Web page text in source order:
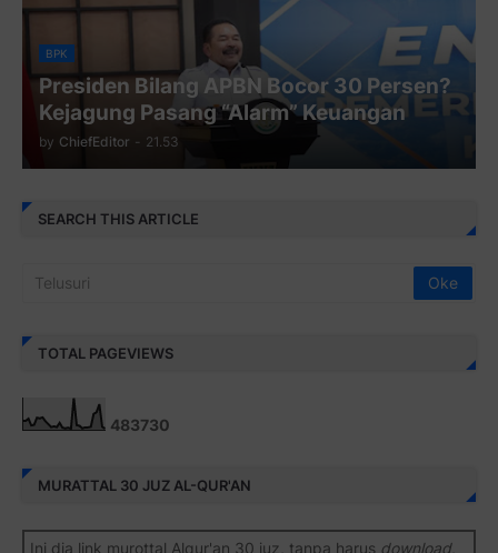
BPK
Presiden Bilang APBN Bocor 30 Persen?
Kejagung Pasang “Alarm” Keuangan
by ChiefEditor - 21.53
SEARCH THIS ARTICLE
TOTAL PAGEVIEWS
483730
MURATTAL 30 JUZ AL-QUR'AN
Ini dia link murottal Alqur'an 30 juz, tanpa harus download,